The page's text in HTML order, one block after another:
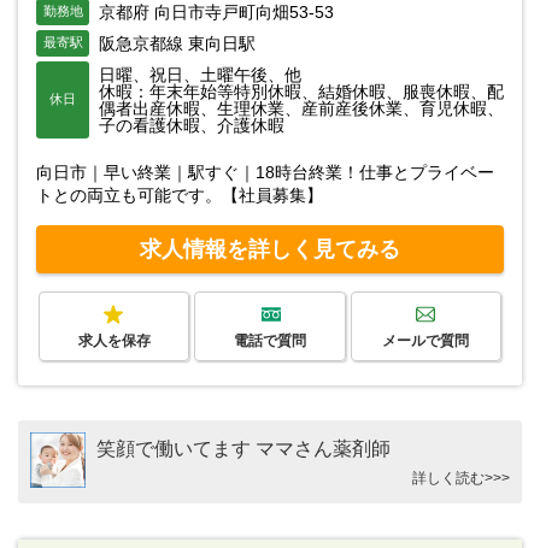
勤務地 京都府 向日市寺戸町向畑53-53
最寄駅 阪急京都線 東向日駅
休日
日曜、祝日、土曜午後、他
休暇：年末年始等特別休暇、結婚休暇、服喪休暇、配
偶者出産休暇、生理休業、産前産後休業、育児休暇、
子の看護休暇、介護休暇
向日市｜早い終業｜駅すぐ｜18時台終業！仕事とプライベー
トとの両立も可能です。【社員募集】
求人情報を詳しく見てみる
求人を保存 電話で質問 メールで質問
笑顔で働いてます ママさん薬剤師
詳しく読む>>>